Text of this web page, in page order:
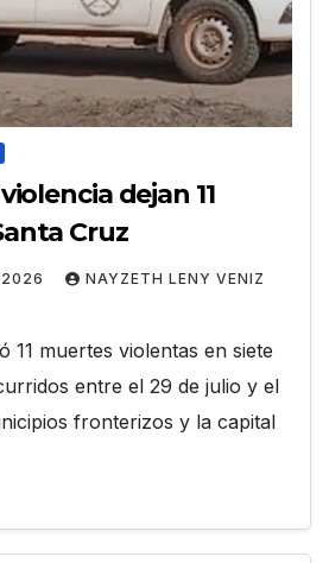
dejan 11
Cruz
2026 NAYZETH LENY VENIZ
11 muertes violentas en siete
entre el 29 de julio y el
fronterizos y la capital